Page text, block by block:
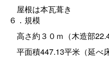
屋根は本瓦葺き
６．規模
高さ約３０ｍ（木造部
平面積447.13平米（延べ